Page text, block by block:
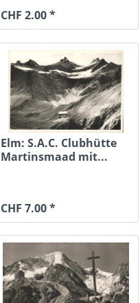
CHF 2.00 *
Elm: S.A.C. Clubhütte
Martinsmaad mit...
CHF 7.00 *